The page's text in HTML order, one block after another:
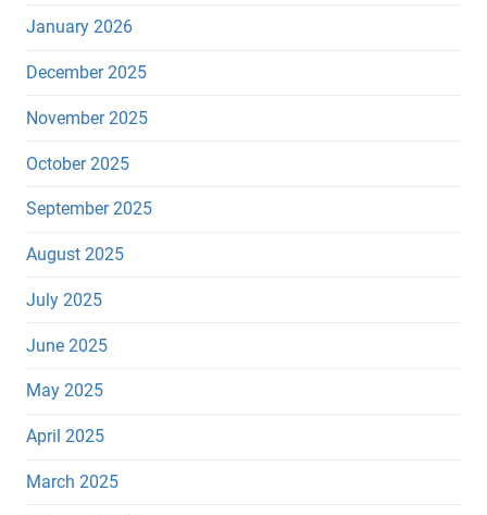
January 2026
December 2025
November 2025
October 2025
September 2025
August 2025
July 2025
June 2025
May 2025
April 2025
March 2025